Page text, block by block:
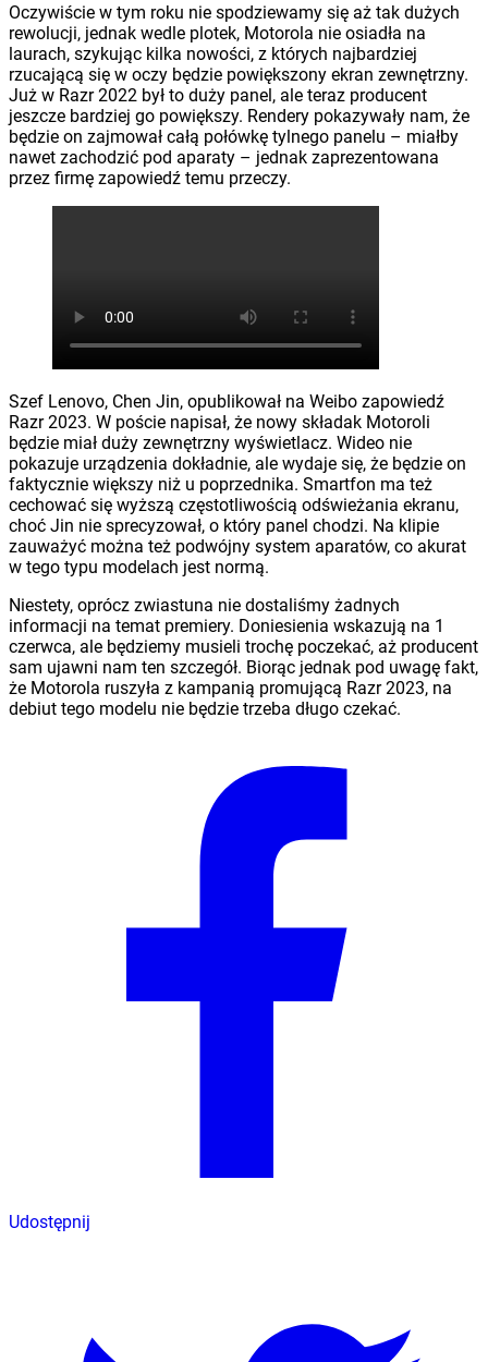
Oczywiście w tym roku nie spodziewamy się aż tak dużych
rewolucji, jednak wedle plotek, Motorola nie osiadła na
laurach, szykując kilka nowości, z których najbardziej
rzucającą się w oczy będzie powiększony ekran zewnętrzny.
Już w Razr 2022 był to duży panel, ale teraz producent
jeszcze bardziej go powiększy. Rendery pokazywały nam, że
będzie on zajmował całą połówkę tylnego panelu – miałby
nawet zachodzić pod aparaty – jednak zaprezentowana
przez firmę zapowiedź temu przeczy.
Szef Lenovo, Chen Jin, opublikował na Weibo zapowiedź
Razr 2023. W poście napisał, że nowy składak Motoroli
będzie miał duży zewnętrzny wyświetlacz. Wideo nie
pokazuje urządzenia dokładnie, ale wydaje się, że będzie on
faktycznie większy niż u poprzednika. Smartfon ma też
cechować się wyższą częstotliwością odświeżania ekranu,
choć Jin nie sprecyzował, o który panel chodzi. Na klipie
zauważyć można też podwójny system aparatów, co akurat
w tego typu modelach jest normą.
Niestety, oprócz zwiastuna nie dostaliśmy żadnych
informacji na temat premiery. Doniesienia wskazują na 1
czerwca, ale będziemy musieli trochę poczekać, aż producent
sam ujawni nam ten szczegół. Biorąc jednak pod uwagę fakt,
że Motorola ruszyła z kampanią promującą Razr 2023, na
debiut tego modelu nie będzie trzeba długo czekać.
Udostępnij